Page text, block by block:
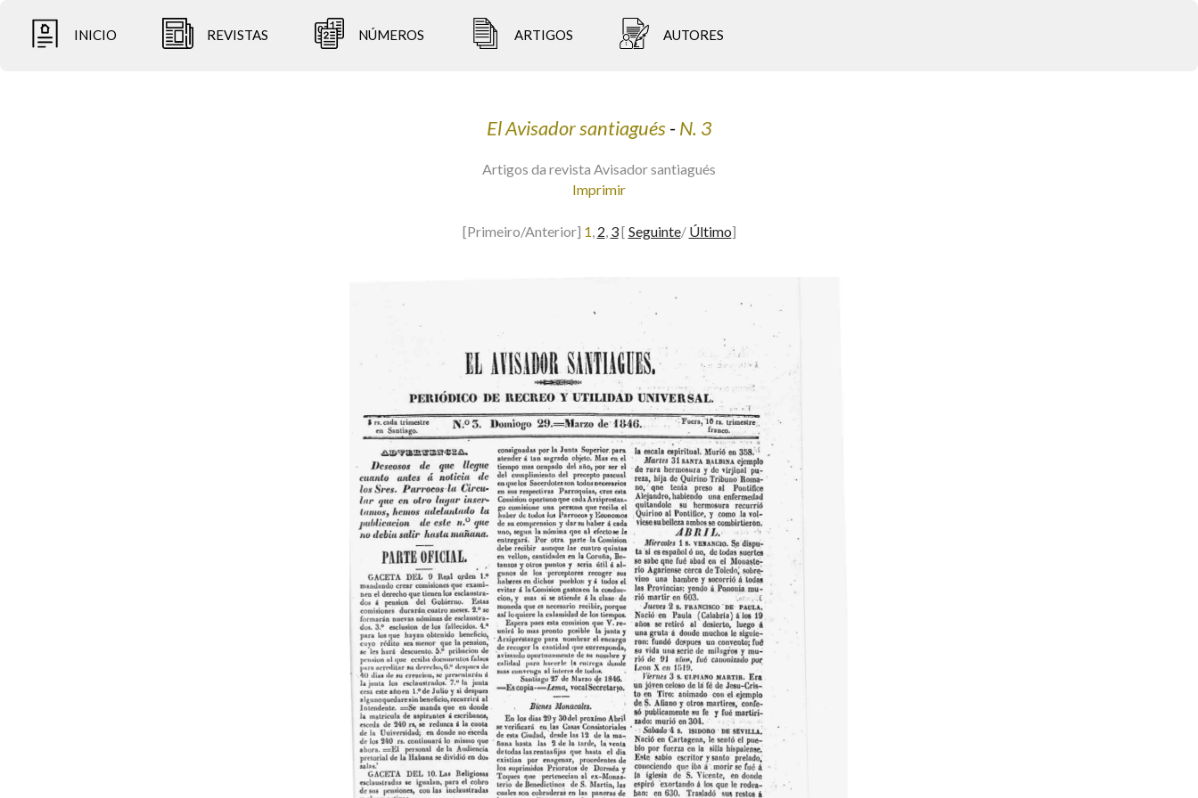
INICIO REVISTAS NÚMEROS ARTIGOS AUTORES
El Avisador santiagués-N. 3
Artigos da revista Avisador santiagués
Imprimir
[Primeiro/Anterior] 1, 2, 3[ Seguinte/ Último]